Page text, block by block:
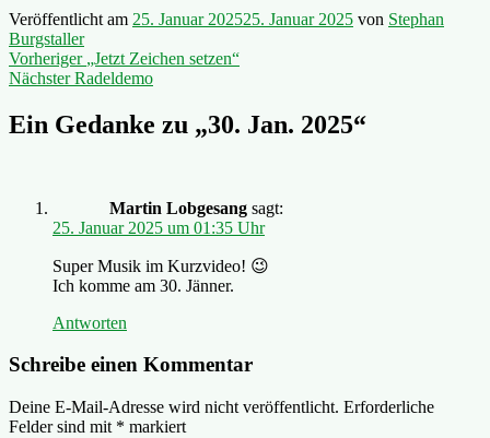
Veröffentlicht am 25. Januar 202525. Januar 2025 von Stephan
Burgstaller
Beitragsnavigation
Vorheriger
Vorheriger
Beitrag:
„Jetzt Zeichen setzen“
Nächster Nächster
Radeldemo
Ein Gedanke zu „30. Jan. 2025“
Martin Lobgesang sagt:
25. Januar 2025 um 01:35 Uhr
Super Musik im Kurzvideo! 😉
Ich komme am 30. Jänner.
Antworten
Schreibe einen Kommentar
Deine E-Mail-Adresse wird nicht veröffentlicht. Erforderliche
Felder sind mit * markiert